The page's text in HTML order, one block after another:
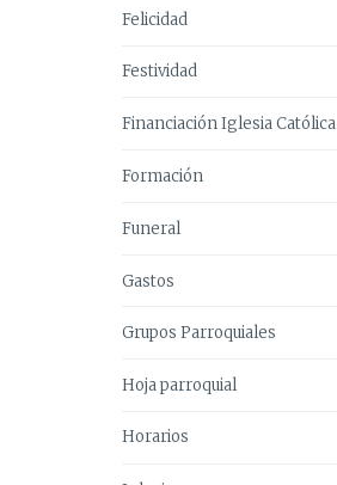
Felicidad
Festividad
Financiación Iglesia Católica
Formación
Funeral
Gastos
Grupos Parroquiales
Hoja parroquial
Horarios